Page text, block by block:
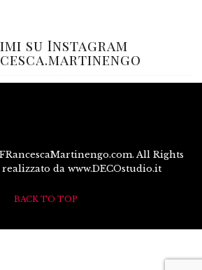
su Instagram
All Rights
da www.DECOstudio.it
BACK TO TOP